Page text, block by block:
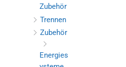
Zubehör
Trennen
Zubehör
Energies